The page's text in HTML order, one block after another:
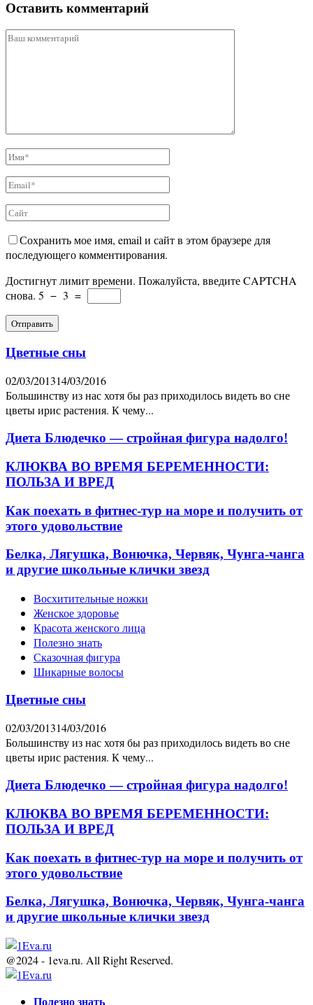
Оставить комментарий
Сохранить мое имя, email и сайт в этом браузере для
последующего комментирования.
Достигнут лимит времени. Пожалуйста, введите CAPTCHA
снова. 5 − 3 =
Цветные сны
02/03/201314/03/2016
Большинству из нас хотя бы раз приходилось видеть во сне
цветы ирис растения. К чему...
Диета Блюдечко — стройная фигура надолго!
КЛЮКВА ВО ВРЕМЯ БЕРЕМЕННОСТИ:
ПОЛЬЗА И ВРЕД
Как поехать в фитнес-тур на море и получить от
этого удовольствие
Белка, Лягушка, Вонючка, Червяк, Чунга-чанга
и другие школьные клички звезд
Восхитительные ножки
Женское здоровье
Красота женского лица
Полезно знать
Сказочная фигура
Шикарные волосы
Цветные сны
02/03/201314/03/2016
Большинству из нас хотя бы раз приходилось видеть во сне
цветы ирис растения. К чему...
Диета Блюдечко — стройная фигура надолго!
КЛЮКВА ВО ВРЕМЯ БЕРЕМЕННОСТИ:
ПОЛЬЗА И ВРЕД
Как поехать в фитнес-тур на море и получить от
этого удовольствие
Белка, Лягушка, Вонючка, Червяк, Чунга-чанга
и другие школьные клички звезд
@2024 - 1eva.ru. All Right Reserved.
Полезно знать